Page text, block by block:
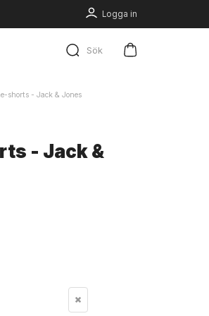
Logga in
Sök
shorts - Jack & Jones
- Jack &